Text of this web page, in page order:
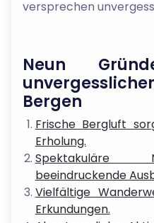
versprechen
Neun
Bergen
Frische Bergluft
Erholung.
Spektakuläre
beeindruckende
Vielfältige
Erkundungen.